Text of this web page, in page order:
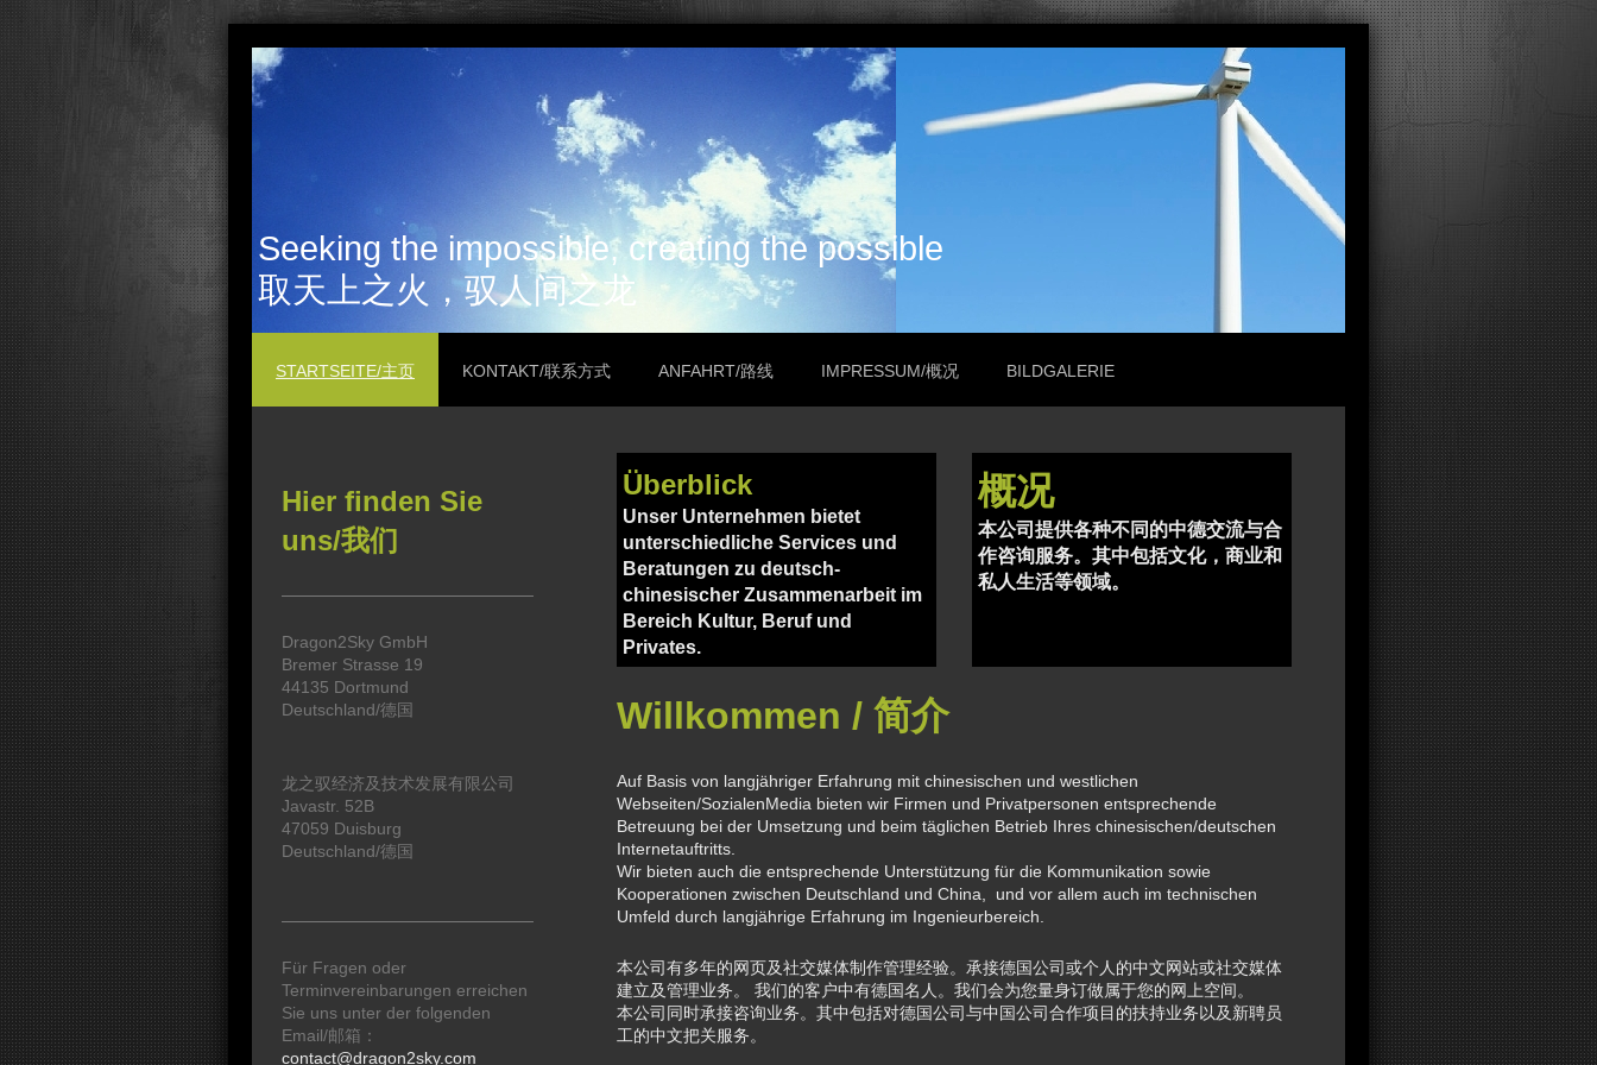
Seeking the impossible, creating the possible
取天上之火，驭人间之龙
STARTSEITE/主页 KONTAKT/联系方式 ANFAHRT/路线 IMPRESSUM/概况 BILDGALERIE
Überblick
Unser Unternehmen bietet
unterschiedliche Services und
Beratungen zu deutsch-
chinesischer Zusammenarbeit im
Bereich Kultur, Beruf und
Privates.
概况
本公司提供各种不同的中德交流与合
作咨询服务。其中包括文化，商业和
私人生活等领域。
Willkommen / 简介
Auf Basis von langjähriger Erfahrung mit chinesischen und westlichen
Webseiten/SozialenMedia bieten wir Firmen und Privatpersonen entsprechende
Betreuung bei der Umsetzung und beim täglichen Betrieb Ihres chinesischen/deutschen
Internetauftritts.
Wir bieten auch die entsprechende Unterstützung für die Kommunikation sowie
Kooperationen zwischen Deutschland und China, und vor allem auch im technischen
Umfeld durch langjährige Erfahrung im Ingenieurbereich.
本公司有多年的网页及社交媒体制作管理经验。承接德国公司或个人的中文网站或社交媒体
建立及管理业务。
我们的客户中有德国名人。我们会为您量身订做属于您的网上空间。
本公司同时承接咨询业务。其中包括对德国公司与中国公司合作项目的扶持业务以及新聘员
工的中文把关服务。
Hier finden Sie
uns/我们
Dragon2Sky GmbH
Bremer Strasse 19
44135 Dortmund
Deutschland/德国
龙之驭经济及技术发展有限公司
Javastr. 52B
47059 Duisburg
Deutschland/德国
Für Fragen oder
Terminvereinbarungen erreichen
Sie uns unter der folgenden
Email/邮箱：
contact@dragon2sky.com